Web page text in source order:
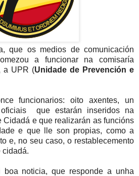
que os medios de comunicación
a funcionar na comisaría
a UPR (Unidade de Prevención e
funcionarios: oito axentes, un
que estarán inseridos na
Cidadá e que realizarán as funcións
e que lle son propias, como a
e, no seu caso, o restablecemento
cidadá.
boa noticia, que responde a unha